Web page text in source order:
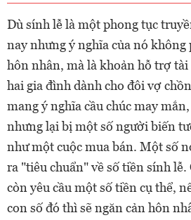
Dù sính lễ là một phong tục
nay nhưng ý nghĩa của nó không
hôn nhân, mà là khoản hỗ trợ tài
hai gia đình dành cho đôi vợ
mang ý nghĩa cầu chúc may
nhưng lại bị một số người biến
như một cuộc mua bán. Một số
ra "tiêu chuẩn" về số tiền sính
còn yêu cầu một số tiền cụ thể,
con số đó thì sẽ ngăn cản hôn